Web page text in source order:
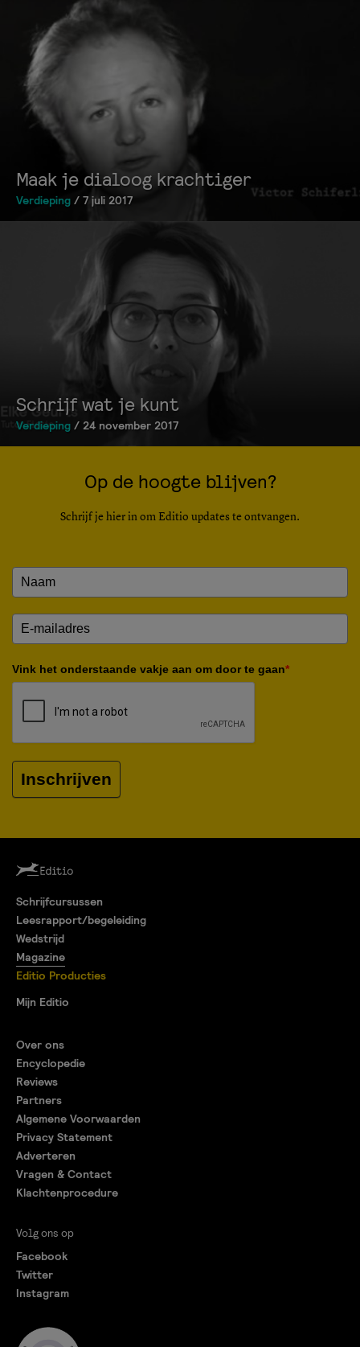
Maak je dialoog krachtiger
Verdieping / 7 juli 2017
Schrijf wat je kunt
Verdieping / 24 november 2017
Op de hoogte blijven?
Schrijf je hier in om Editio updates te ontvangen.
Vink het onderstaande vakje aan om door te gaan*
Inschrijven
Schrijfcursussen
Leesrapport/begeleiding
Wedstrijd
Magazine
Editio Producties
Mijn Editio
Over ons
Encyclopedie
Reviews
Partners
Algemene Voorwaarden
Privacy Statement
Adverteren
Vragen & Contact
Klachtenprocedure
Volg ons op
Facebook
Twitter
Instagram